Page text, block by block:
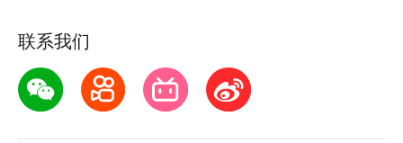
联系我们